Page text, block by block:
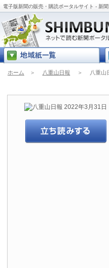
電子版新聞の販売・購読ポータルサイト - 新
ホーム ＞ 八重山日報 ＞ 八重山